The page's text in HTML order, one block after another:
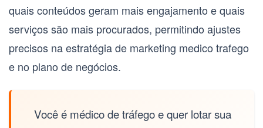
quais conteúdos geram mais engajamento e quais
serviços são mais procurados, permitindo ajustes
precisos na estratégia de marketing medico trafego
e no plano de negócios.
Você é médico de tráfego e quer lotar sua